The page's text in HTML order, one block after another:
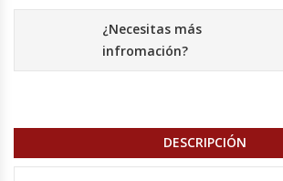
Expendedoras De Jugo
Exprimidor De Naranjas
¿Necesitas más
infromación?
DESCRIPCIÓN